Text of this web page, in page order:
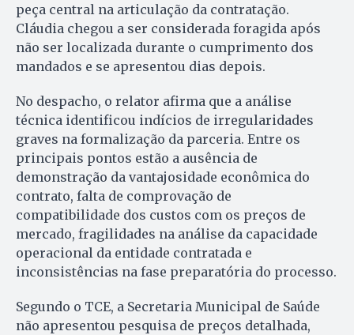
peça central na articulação da contratação.
Cláudia chegou a ser considerada foragida após
não ser localizada durante o cumprimento dos
mandados e se apresentou dias depois.
No despacho, o relator afirma que a análise
técnica identificou indícios de irregularidades
graves na formalização da parceria. Entre os
principais pontos estão a ausência de
demonstração da vantajosidade econômica do
contrato, falta de comprovação de
compatibilidade dos custos com os preços de
mercado, fragilidades na análise da capacidade
operacional da entidade contratada e
inconsistências na fase preparatória do processo.
Segundo o TCE, a Secretaria Municipal de Saúde
não apresentou pesquisa de preços detalhada,